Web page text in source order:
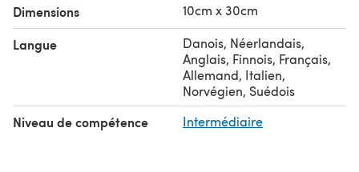
Dimensions 10cm x 30cm
Langue
Danois, Néerlandais,
Anglais, Finnois, Français,
Allemand, Italien,
Norvégien, Suédois
Niveau de compétence Intermédiaire